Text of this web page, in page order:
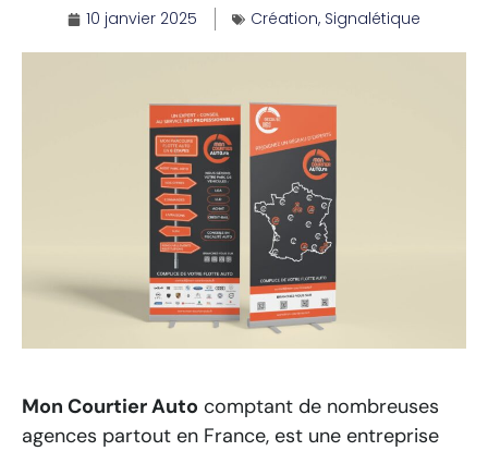
10 janvier 2025 Création, Signalétique
Mon Courtier Auto comptant de nombreuses
agences partout en France, est une entreprise